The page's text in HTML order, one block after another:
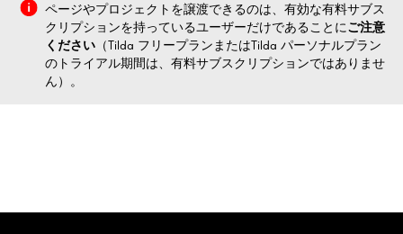
ページやプロジェクトを譲渡できるのは、有効な有料サブス
クリプションを持っているユーザーだけであることにご注意
ください （Tilda フリープランまたはTilda パーソナルプラン
のトライアル期間は、有料サブスクリプションではありませ
ん）。